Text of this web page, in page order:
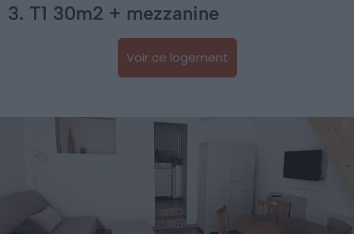
3. T1 30m2 + mezzanine
Voir ce logement